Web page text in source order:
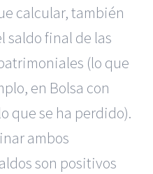
calcular, también
saldo final de las
(lo que
en Bolsa con
que se ha perdido).
ambos
son positivos